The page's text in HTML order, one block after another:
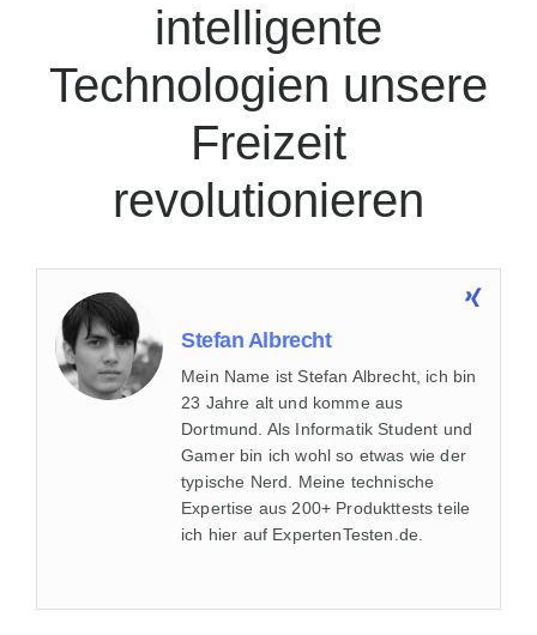
intelligente
Technologien unsere
Freizeit
revolutionieren
Stefan Albrecht
Mein Name ist Stefan Albrecht, ich bin
23 Jahre alt und komme aus
Dortmund. Als Informatik Student und
Gamer bin ich wohl so etwas wie der
typische Nerd. Meine technische
Expertise aus 200+ Produkttests teile
ich hier auf ExpertenTesten.de.